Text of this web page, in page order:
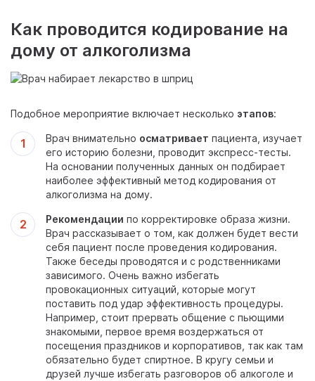
Как проводится кодирование на
дому от алкоголизма
Подобное мероприятие включает несколько этапов:
Врач внимательно осматривает пациента, изучает
его историю болезни, проводит экспресс-тесты.
На основании полученных данных он подбирает
наиболее эффективный метод кодирования от
алкоголизма на дому.
Рекомендации по корректировке образа жизни.
Врач рассказывает о том, как должен будет вести
себя пациент после проведения кодирования.
Также беседы проводятся и с родственниками
зависимого. Очень важно избегать
провокационных ситуаций, которые могут
поставить под удар эффективность процедуры.
Например, стоит прервать общение с пьющими
знакомыми, первое время воздержаться от
посещения праздников и корпоративов, так как там
обязательно будет спиртное. В кругу семьи и
друзей лучше избегать разговоров об алкоголе и